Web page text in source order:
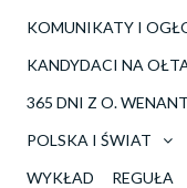
KOMUNIKATY I
KANDYDACI NA
365 DNI Z O.
POLSKA I ŚWIAT
WYKŁAD
REGUŁA